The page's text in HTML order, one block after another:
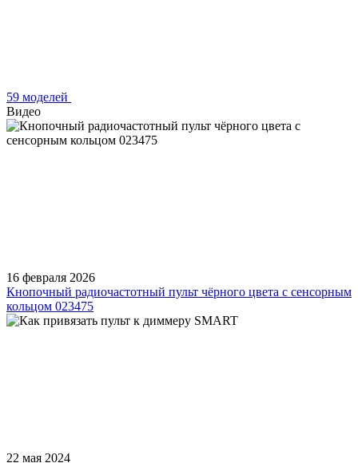
59 моделей
Видео
16 февраля 2026
Кнопочный радиочастотный пульт чёрного цвета с сенсорным
кольцом 023475
22 мая 2024